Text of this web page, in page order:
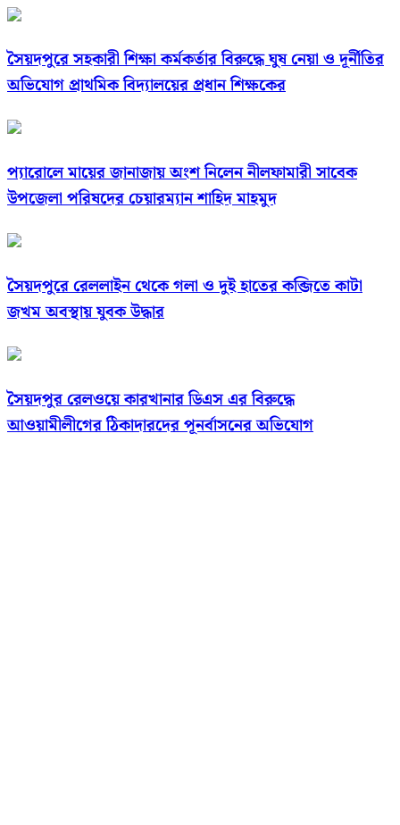
সৈয়দপুরে সহকারী শিক্ষা কর্মকর্তার বিরুদ্ধে ঘুষ নেয়া ও দূর্নীতির
অভিযোগ প্রাথমিক বিদ্যালয়ের প্রধান শিক্ষকের
প্যারোলে মায়ের জানাজায় অংশ নিলেন নীলফামারী সাবেক
উপজেলা পরিষদের চেয়ারম্যান শাহিদ মাহমুদ
সৈয়দপুরে রেললাইন থেকে গলা ও দুই হাতের কব্জিতে কাটা
জখম অবস্থায় যুবক উদ্ধার
সৈয়দপুর রেলওয়ে কারখানার ডিএস এর বিরুদ্ধে
আওয়ামীলীগের ঠিকাদারদের পূনর্বাসনের অভিযোগ